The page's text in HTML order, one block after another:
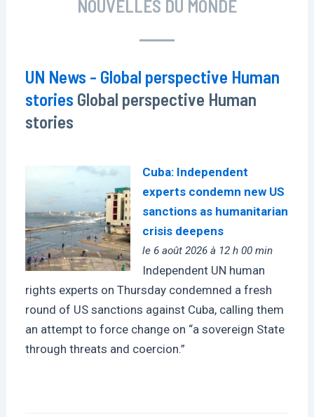
NOUVELLES DU MONDE
UN News - Global perspective Human
stories Global perspective Human
stories
Cuba: Independent
experts condemn new US
sanctions as humanitarian
crisis deepens
le 6 août 2026 à 12 h 00 min
Independent UN human
rights experts on Thursday condemned a fresh
round of US sanctions against Cuba, calling them
an attempt to force change on “a sovereign State
through threats and coercion.”